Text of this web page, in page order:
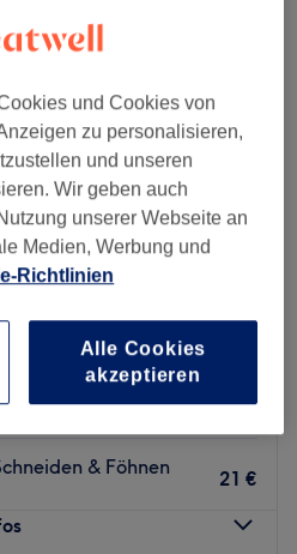
Auf Karte anzeigen
18 €
& Föhnen
21 €
und Cookies von
zu personalisieren,
und unseren
Wir geben auch
unserer Webseite an
Medien, Werbung und
Richtlinien
Alle Cookies
akzeptieren